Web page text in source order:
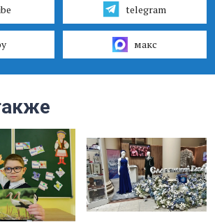
telegram
макс